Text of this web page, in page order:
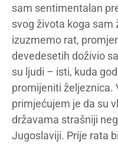
sam sentimentalan
svog života koga sam
izuzmemo rat,
devedesetih doživio
su ljudi – isti, kuda
promijeniti željeznica.
primjećujem je da su
državama strašniji
Jugoslaviji. Prije rata